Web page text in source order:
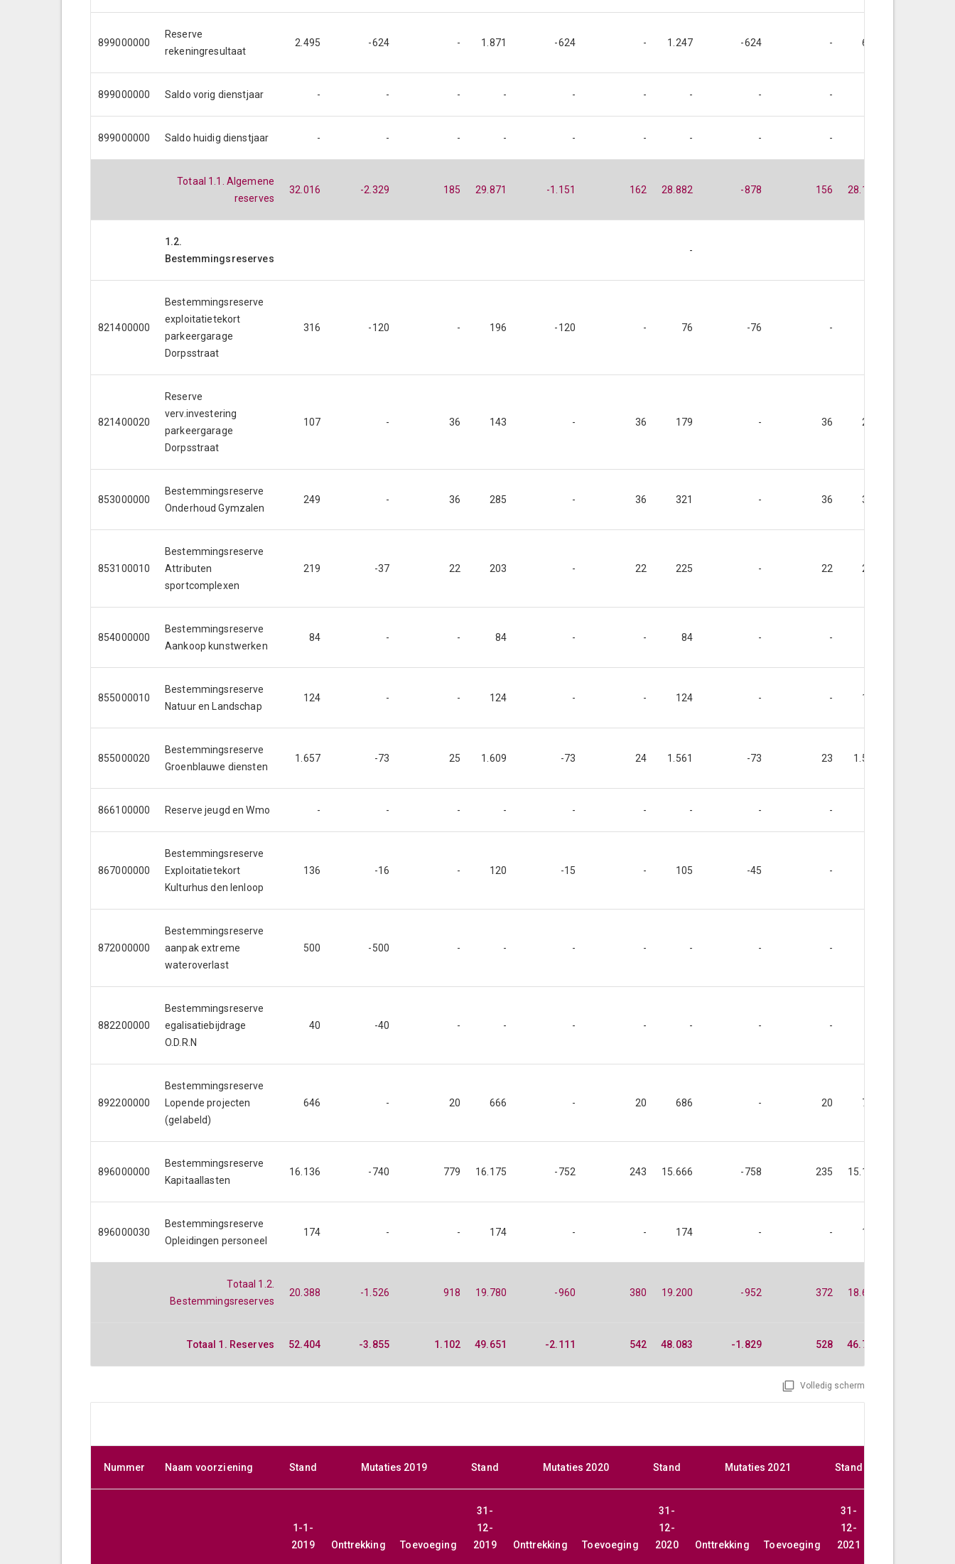
899000000
Reserve
rekeningresultaat
2.495 -624 - 1.871 -624 - 1.247 -624 - 624
899000000 Saldo vorig dienstjaar - - - - - - - - -
899000000 Saldo huidig dienstjaar - - - - - - - - -
Totaal 1.1. Algemene
reserves
32.016 -2.329 185 29.871 -1.151 162 28.882 -878 156 28.161
1.2.
Bestemmingsreserves
-
821400000
Bestemmingsreserve
exploitatietekort
parkeergarage
Dorpsstraat
316 -120 - 196 -120 - 76 -76 -
821400020
Reserve
verv.investering
parkeergarage
Dorpsstraat
107 - 36 143 - 36 179 - 36 215
853000000
Bestemmingsreserve
Onderhoud Gymzalen
249 - 36 285 - 36 321 - 36 357
853100010
Bestemmingsreserve
Attributen
sportcomplexen
219 -37 22 203 - 22 225 - 22 247
854000000
Bestemmingsreserve
Aankoop kunstwerken
84 - - 84 - - 84 - -
855000010
Bestemmingsreserve
Natuur en Landschap
124 - - 124 - - 124 - - 124
855000020
Bestemmingsreserve
Groenblauwe diensten
1.657 -73 25 1.609 -73 24 1.561 -73 23 1.512
866100000 Reserve jeugd en Wmo - - - - - - - - -
867000000
Bestemmingsreserve
Exploitatietekort
Kulturhus den Ienloop
136 -16 - 120 -15 - 105 -45 -
872000000
Bestemmingsreserve
aanpak extreme
wateroverlast
500 -500 - - - - - - -
882200000
Bestemmingsreserve
egalisatiebijdrage
O.D.R.N
40 -40 - - - - - - -
892200000
Bestemmingsreserve
Lopende projecten
(gelabeld)
646 - 20 666 - 20 686 - 20 706
896000000
Bestemmingsreserve
Kapitaallasten
16.136 -740 779 16.175 -752 243 15.666 -758 235 15.143
896000030
Bestemmingsreserve
Opleidingen personeel
174 - - 174 - - 174 - - 174
Totaal 1.2.
Bestemmingsreserves
20.388 -1.526 918 19.780 -960 380 19.200 -952 372 18.621
Totaal 1. Reserves 52.404 -3.855 1.102 49.651 -2.111 542 48.083 -1.829 528 46.782
Volledig scherm
Nummer Naam voorziening Stand Mutaties 2019 Stand Mutaties 2020 Stand Mutaties 2021 Stand
1-1-
2019
Onttrekking Toevoeging
31-
12-
2019
Onttrekking Toevoeging
31-
12-
2020
Onttrekking Toevoeging
31-
12-
2021